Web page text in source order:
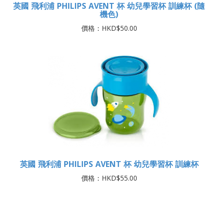
英國 飛利浦 PHILIPS AVENT 杯 幼兒學習杯 訓練杯 (隨
機色)
價格：HKD$50.00
英國 飛利浦 PHILIPS AVENT 杯 幼兒學習杯 訓練杯
價格：HKD$55.00